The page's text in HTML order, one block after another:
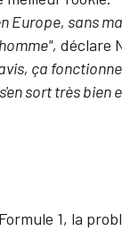
Europe, sans
déclare
ça
sort très bien
1, la